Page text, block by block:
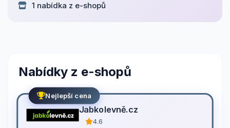
1 nabídka z e-shopů
Nabídky z e-shopů
Nejlepší cena
Jabkolevně.cz
4.6